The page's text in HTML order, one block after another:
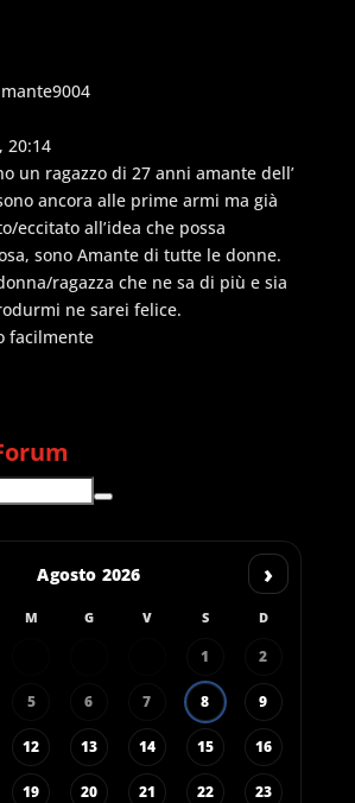
20:14
un ragazzo di 27 anni amante dell’
ancora alle prime armi ma già
eccitato all’idea che possa
sono Amante di tutte le donne.
ragazza che ne sa di più e sia
ne sarei felice.
facilmente
Agosto 2026 ›
M G V S D
1 2
5 6 7 8 9
12 13 14 15 16
19 20 21 22 23
plugin: wplink